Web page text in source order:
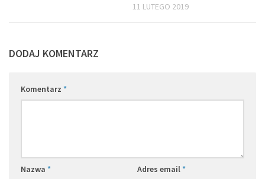
11 LUTEGO 2019
DODAJ KOMENTARZ
Komentarz *
Nazwa * Adres email*